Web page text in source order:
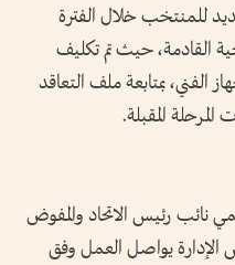
للمنتخب خلال الفترة
القادمة، حيث تم تكليف
الفني، بمتابعة ملف التعاقد
المقبلة.
نائب رئيس الاتحاد والمفوض
الإدارة يواصل العمل وفق